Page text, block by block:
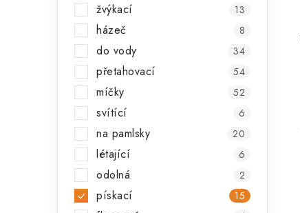
žvýkací 13
házeč 8
do vody 34
přetahovací 54
míčky 52
svítící 6
na pamlsky 20
létající 6
odolná 2
pískací 15